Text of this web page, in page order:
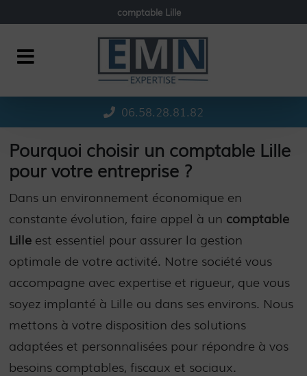
comptable Lille
06.58.28.81.82
Pourquoi choisir un comptable Lille
pour votre entreprise ?
Dans un environnement économique en
constante évolution, faire appel à un comptable
Lille est essentiel pour assurer la gestion
optimale de votre activité. Notre société vous
accompagne avec expertise et rigueur, que vous
soyez implanté à Lille ou dans ses environs. Nous
mettons à votre disposition des solutions
adaptées et personnalisées pour répondre à vos
besoins comptables, fiscaux et sociaux.
Panneau de gestion des cookies